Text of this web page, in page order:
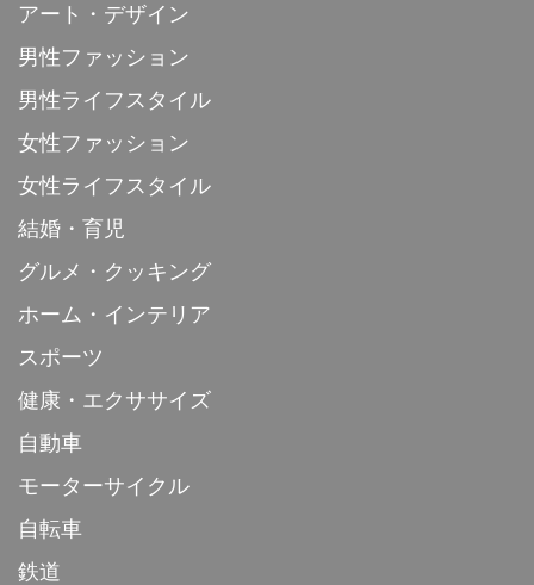
アート・デザイン
男性ファッション
男性ライフスタイル
女性ファッション
女性ライフスタイル
結婚・育児
グルメ・クッキング
ホーム・インテリア
スポーツ
健康・エクササイズ
自動車
モーターサイクル
自転車
鉄道